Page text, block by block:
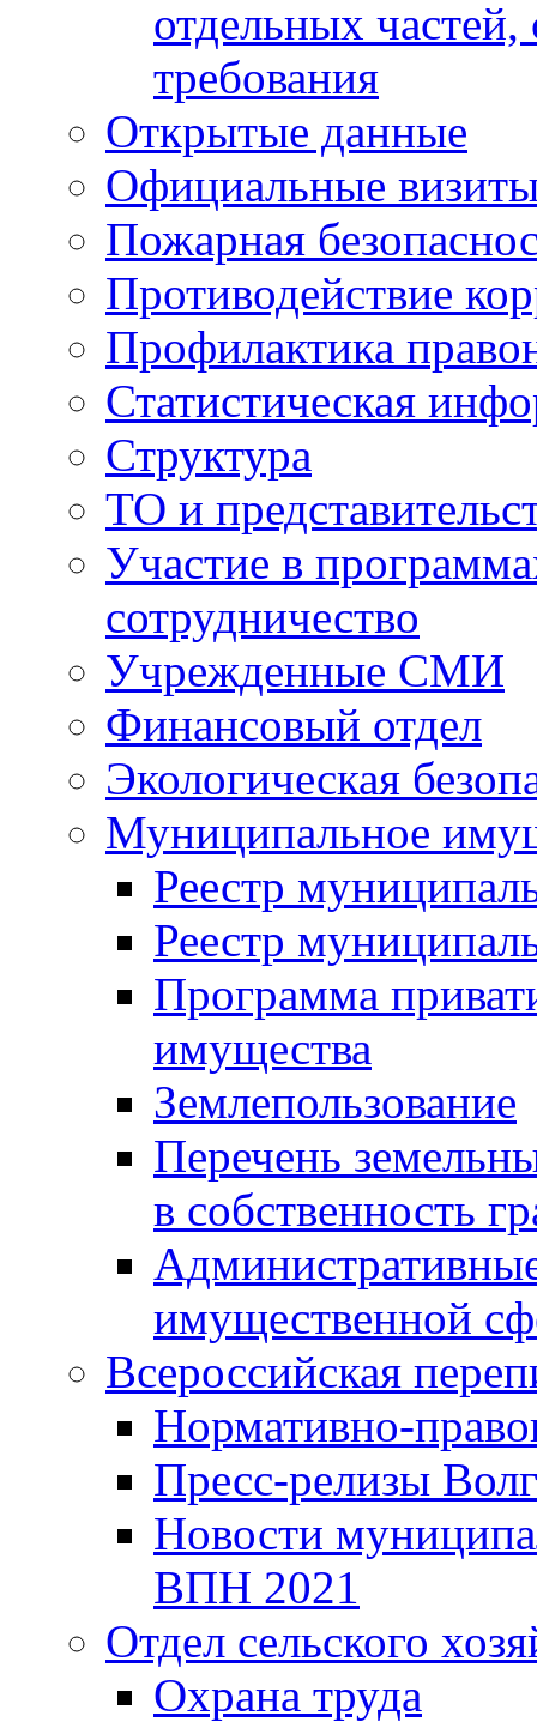
отдельных
требования
Открытые данные
Официальные
Пожарная
Противодействие
Профилактика
Статистическая
Структура
ТО и
Участие в
сотрудничество
Учрежденные СМИ
Финансовый отдел
Экологическая
Муниципальное
Реестр
Реестр
Программа
имущества
Землепользование
Перечень
в собственность
имущественной
Всероссийская
Нормативно-
Пресс-релизы
Новости
ВПН 2021
Отдел сельского
Охрана труда